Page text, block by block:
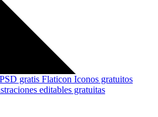
gratis Flaticon Iconos gratuitos
editables gratuitas